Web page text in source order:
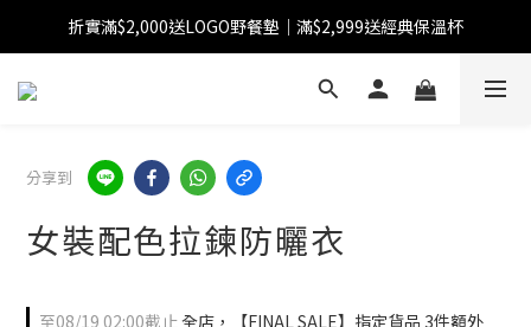
【FINAL SALE】指定商品低至38折
折實滿$2,000送LOGO野餐墊｜滿$2,999送經典保溫杯
【FINAL SALE】全單免運費
分享到
女裝配色拉鍊防曬衣
至08/19 02:00截止全店，【FINAL SALE】指定貨品 3件額外